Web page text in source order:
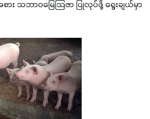
သဘာဝမြေသြဇာ ပြုလုပ်ဖို့ ရွေးချယ်မှာ